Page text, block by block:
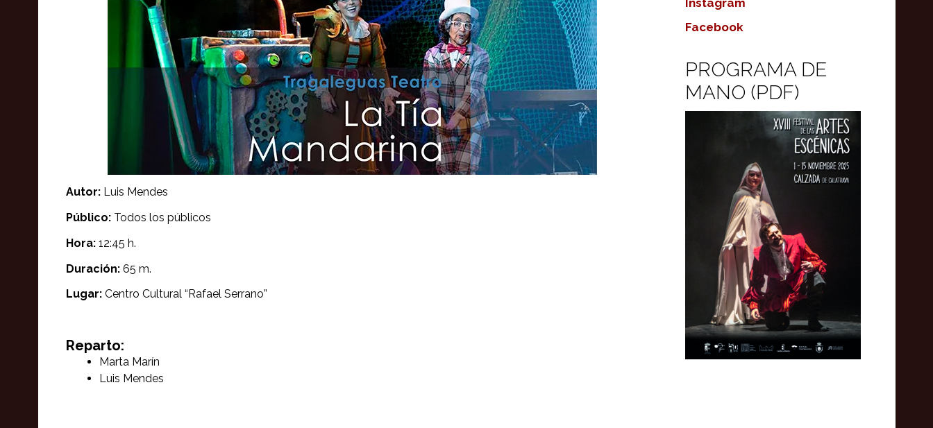
Autor:Luis Mendes
Público:Todos los públicos
Hora:12:45 h.
Duración:65 m.
Lugar:Centro Cultural “Rafael Serrano”
Reparto:
Marta Marín
Luis Mendes
Facebook
PROGRAMA DE
MANO (PDF)